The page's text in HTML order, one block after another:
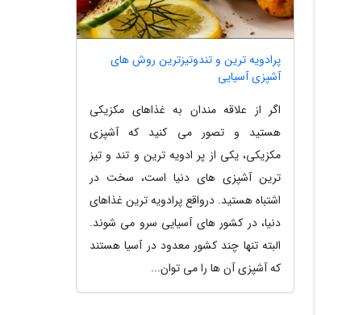
پرادویه ترین و تندوتیزترین روش های
آشپزی آسیایی
اگر از علاقه مندان به غذاهای مکزیکی
هستید و تصور می کنید که آشپزی
مکزیکی، یکی از پر ادویه ترین و تند و تیز
ترین آشپزی های دنیا است، سخت در
اشتباه هستید. درواقع پرادویه ترین غذاهای
دنیا، در کشور های آسیایی سرو می شوند.
البته تنها چند کشور معدود در آسیا هستند
که آشپزی آن ها را می توان...